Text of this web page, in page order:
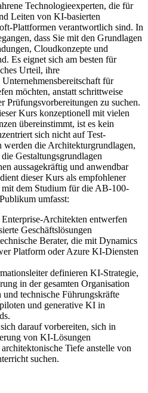
Technologieexperten, die für
Leiten von KI-basierten
Plattformen verantwortlich sind. In
dass Sie mit den Grundlagen
Cloudkonzepte und
Es eignet sich am besten für
Urteil, ihre
für
möchten, anstatt schrittweise
Prüfungsvorbereitungen zu suchen.
Kurs konzeptionell mit vielen
übereinstimmt, ist es kein
sich nicht auf Test-
werden die Architekturgrundlagen,
Gestaltungsgrundlagen
aussagekräftig und anwendbar
dieser Kurs als empfohlener
dem Studium für die AB‑100-
umfasst:
Architekten entwerfen
Geschäftslösungen
Berater, die mit Dynamics
Platform oder Azure KI-Diensten
definieren KI-Strategie,
in der gesamten Organisation
technische Führungskräfte
und generative KI in
darauf vorbereiten, sich in
von KI-Lösungen
Tiefe anstelle von
suchen.